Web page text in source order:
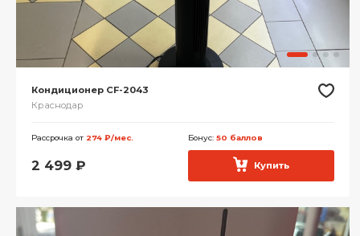
Кондиционер CF-2043
Краснодар
Рассрочка от 274 ₽/мес. Бонус: 50 баллов
2 499 ₽ Купить